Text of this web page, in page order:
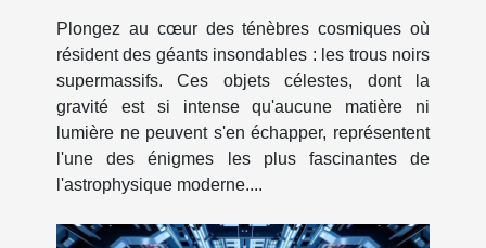
Plongez au cœur des ténèbres cosmiques où
résident des géants insondables : les trous noirs
supermassifs. Ces objets célestes, dont la
gravité est si intense qu'aucune matière ni
lumière ne peuvent s'en échapper, représentent
l'une des énigmes les plus fascinantes de
l'astrophysique moderne....